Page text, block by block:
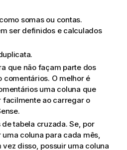
somas ou contas.
ser definidos e calculados
que não façam parte dos
comentários. O melhor é
uma coluna que
facilmente ao carregar o
.
tabela cruzada. Se, por
coluna para cada mês,
disso, possuir uma coluna